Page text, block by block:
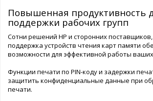
Повышенная продуктивность
поддержки рабочих групп
Сотни решений HP и сторонних
поддержка устройств чтения карт памяти
возможности для эффективной работы
Функции печати по PIN-коду и задержки
защитить конфиденциальные данные при
печати.